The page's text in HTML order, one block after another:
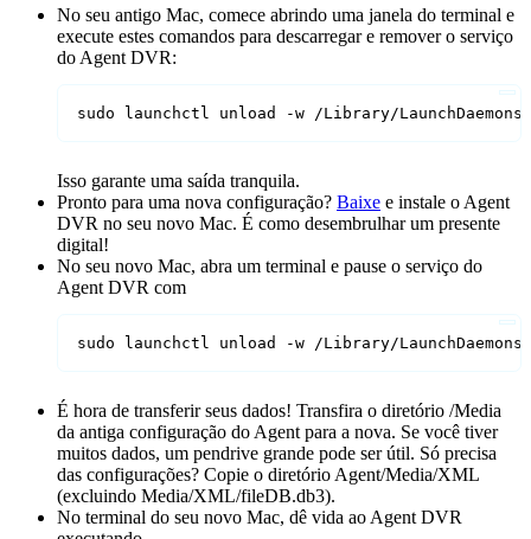
No seu antigo Mac, comece abrindo uma janela do terminal e
execute estes comandos para descarregar e remover o serviço
do Agent DVR:
sudo launchctl unload -w /Library/
Isso garante uma saída tranquila.
Pronto para uma nova configuração? Baixe e instale o Agent
DVR no seu novo Mac. É como desembrulhar um presente
digital!
No seu novo Mac, abra um terminal e pause o serviço do
Agent DVR com
sudo launchctl unload -w /Library/
É hora de transferir seus dados! Transfira o diretório /Media
da antiga configuração do Agent para a nova. Se você tiver
muitos dados, um pendrive grande pode ser útil. Só precisa
das configurações? Copie o diretório Agent/Media/XML
(excluindo Media/XML/fileDB.db3).
No terminal do seu novo Mac, dê vida ao Agent DVR